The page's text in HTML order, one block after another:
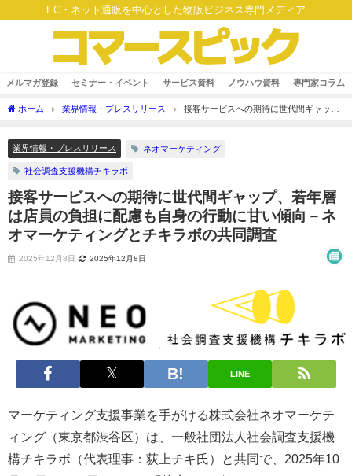
EC・ネット通販を中心とした物販ビジネス専門メディア
メルマガ登録 セミナー・イベント サービス資料 ノウハウ資料 専門家コラム
ホーム 業界情報・プレスリリース
接客サービスへの期待に世代間ギャッ
業界情報・プレスリリース
ネオマーケティング
社会調査支援機構チキラボ
接客サービスへの期待に世代間ギャップ、若年層
は店員の負担に配慮も自身の行動に甘い傾向－ネ
オマーケティングとチキラボの共同調査
2025年12月8日 2025年12月8日
LINE
マーケティング支援事業を手がける株式会社ネオマーケテ
ィング（東京都渋谷区）は、一般社団法人社会調査支援機
構チキラボ（代表理事：荻上チキ氏）と共同で、2025年10